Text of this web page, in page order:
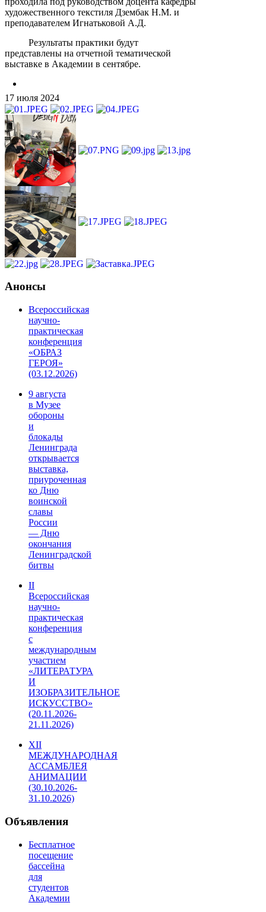
художественного текстиля Дзембак Н.М. и
преподавателем Игнатьковой А.Д.
Результаты практики будут
представлены на отчетной тематической
выставке в Академии в сентябре.
17 июля 2024
Анонсы
Всероссийская
научно-
практическая
конференция
«ОБРАЗ
ГЕРОЯ»
(03.12.2026)
9 августа
в Музее
обороны
и
блокады
Ленинграда
открывается
выставка,
приуроченная
ко Дню
воинской
славы
России
— Дню
окончания
Ленинградской
битвы
II
Всероссийская
научно-
практическая
конференция
с
международным
участием
«ЛИТЕРАТУРА
И
ИЗОБРАЗИТЕЛЬНОЕ
ИСКУССТВО»
(20.11.2026-
21.11.2026)
XII
МЕЖДУНАРОДНАЯ
АССАМБЛЕЯ
АНИМАЦИИ
(30.10.2026-
31.10.2026)
Объявления
Бесплатное
посещение
бассейна
для
студентов
Академии